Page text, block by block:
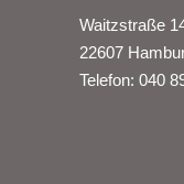
Waitzstraße
22607
Telefon: 040